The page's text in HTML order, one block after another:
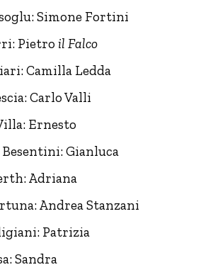
Simone Fortini
Pietro il Falco
Camilla Ledda
Carlo Valli
Ernesto
Gianluca
Adriana
Andrea Stanzani
Patrizia
Sandra